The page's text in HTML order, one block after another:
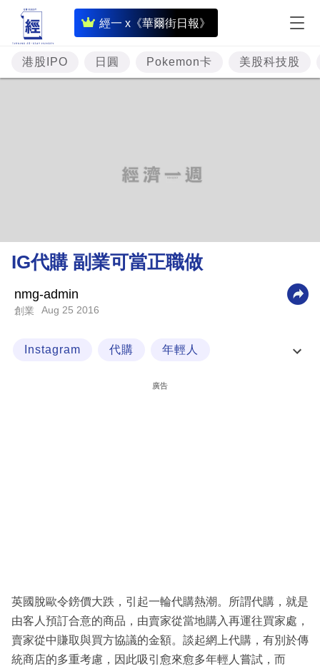
經一 x《華爾街日報》
即
時
財
經
理
財
業
閱
專
區
港股IPO 日圓 Pokemon卡 美股科技股
IG代購 副業可當正職做
nmg-admin
創業 Aug 25 2016
Instagram 代購 年輕人
廣告
英國脫歐令鎊價大跌，引起一輪代購熱潮。所謂代購，就是
由客人預訂合意的商品，由賣家從當地購入再運往買家處，
賣家從中賺取與買方協議的金額。談起網上代購，有別於傳
統商店的多重考慮，因此吸引愈來愈多年輕人嘗試，而